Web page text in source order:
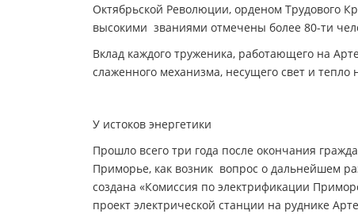
Октябрьской Революции, орденом Трудового
высокими званиями отмечены более 80-ти
Вклад каждого труженика, работающего на
слаженного механизма, несущего свет и
У истоков энергетики
Прошло всего три года после окончания
Приморье, как возник вопрос о дальнейшем
создана «Комиссия по электрификации
проект электрической станции на руднике